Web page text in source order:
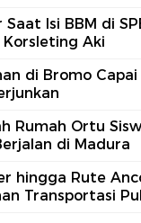
Saat Isi BBM di
Aki
di Bromo
Rumah Ortu
di Madura
hingga Rute
Transportasi